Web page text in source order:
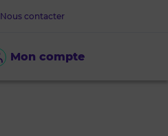
Mon compte
Nous contacter